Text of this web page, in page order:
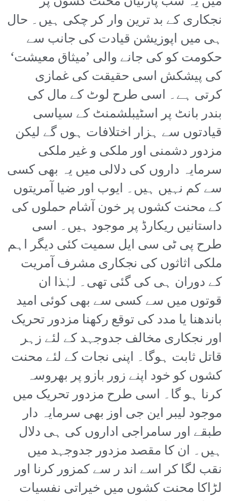
نجکاری کے بد ترین وار کر چکی ہیں۔ حال
ہی میں اپوزیشن قیادت کی جانب سے
حکومت کو کی جانے والی ’میثاق معیشت‘
کی پیشکش اسی حقیقت کی غمازی
کرتی ہے۔ اسی طرح لوٹ کے مال کی
بندر بانٹ پر اسٹیبلشمنٹ کے سیاسی
قیادتوں سے ہزار اختلافات ہوں گے لیکن
مزدور دشمنی اور ملکی و غیر ملکی
سرمایہ داروں کی دلالی میں یہ بھی کسی
سے کم نہیں ہیں۔ ایوب اور ضیا آمریتوں
کے محنت کشوں پر خون آشام حملوں کی
داستانیں ریکارڈ پر موجود ہیں۔ اسی
طرح پی ٹی سی ایل سمیت کئی دیگر اہم
ملکی اثاثوں کی نجکاری مشرف آمریت
کے دوران ہی کی گئی تھی۔ لہٰذا ان
قوتوں میں سے کسی سے بھی کوئی امید
باندھنا یا مدد کی توقع رکھنا مزدور تحریک
اور نجکاری مخالف جدوجہد کے لئے زہر
قاتل ثابت ہوگا۔ اپنی نجات کے لئے محنت
کشوں کو خود اپنے زور بازو پر بھروسہ
کرنا ہو گا۔ اسی طرح مزدور تحریک میں
موجود لیبر این جی اوز بھی سرمایہ دار
طبقے اور سامراجی اداروں کی ہی دلال
ہیں۔ ان کا مقصد مزدور جدوجہد میں
نقب لگا کر اسے اند ر سے کمزور کرنا اور
لڑاکا محنت کشوں میں خیراتی نفسیات